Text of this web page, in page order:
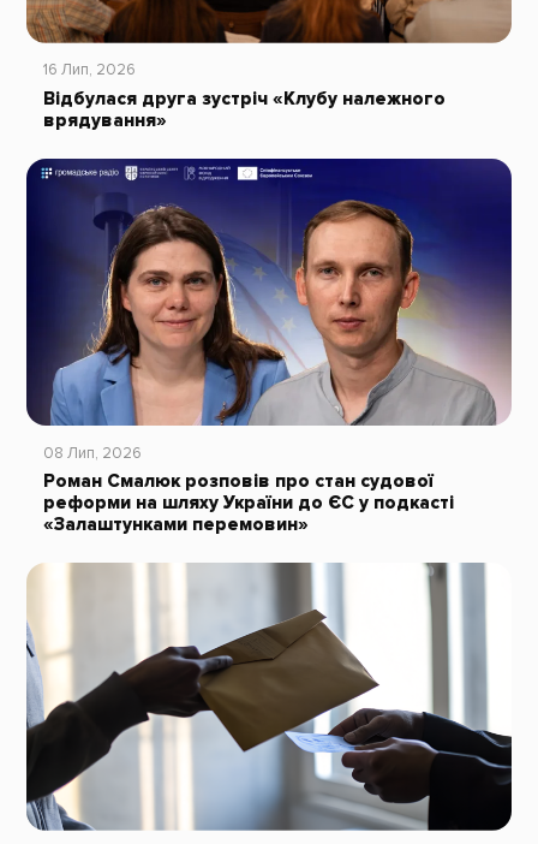
16 Лип, 2026
Відбулася друга зустріч «Клубу належного
врядування»
08 Лип, 2026
Роман Смалюк розповів про стан судової
реформи на шляху України до ЄС у подкасті
«Залаштунками перемовин»